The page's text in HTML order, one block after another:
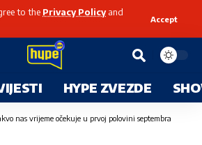
to the Privacy Policyand
Accept
HYPE ZVEZDE
nas vrijeme očekuje u prvoj polovini septembra